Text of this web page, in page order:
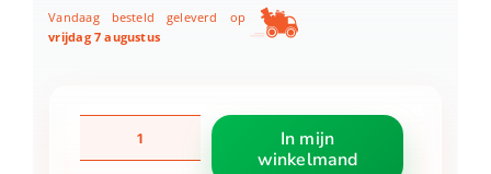
Vandaag besteld geleverd op
vrijdag 7 augustus
Easy
In mijn
winkelmand